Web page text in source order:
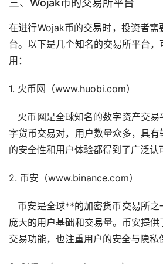
三、Wojak币的交易所平台
在进行Wojak币的交易时，投资者需
台。以下是几个知名的交易所平台
用：
1. 火币网（www.huobi.com）
火币网是全球知名的数字资产交易
字货币交易对，用户数量众多，具
的安全性和用户体验都得到了广泛认
2. 币安 （www.binance.com）
币安是全球**的加密货币交易所之
庞大的用户基础和交易量。币安提
交易功能，也注重用户的安全与隐私